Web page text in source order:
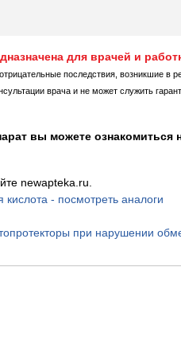
для врачей и
последствия, возникшие в
врача и не может служить
вы можете ознакомиться
newapteka.ru.
кислота - посмотреть аналоги
при нарушении